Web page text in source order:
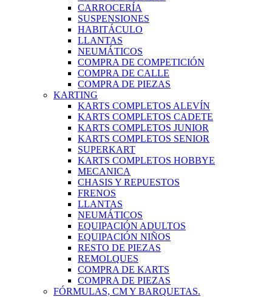
CARROCERÍA
SUSPENSIONES
HABITÁCULO
LLANTAS
NEUMÁTICOS
COMPRA DE COMPETICIÓN
COMPRA DE CALLE
COMPRA DE PIEZAS
KARTING
KARTS COMPLETOS ALEVÍN
KARTS COMPLETOS CADETE
KARTS COMPLETOS JUNIOR
KARTS COMPLETOS SENIOR
SUPERKART
KARTS COMPLETOS HOBBYE
MECANICA
CHASIS Y REPUESTOS
FRENOS
LLANTAS
NEUMÁTICOS
EQUIPACIÓN ADULTOS
EQUIPACIÓN NIÑOS
RESTO DE PIEZAS
REMOLQUES
COMPRA DE KARTS
COMPRA DE PIEZAS
FÓRMULAS, CM Y BARQUETAS.